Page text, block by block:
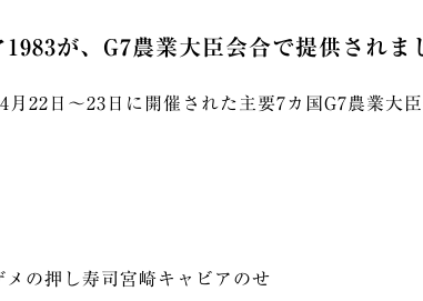
が、G7農業大臣会合で提供されま
月22日〜23日に開催された主要7カ国G7農業大
メの押し寿司宮崎キャビアのせ